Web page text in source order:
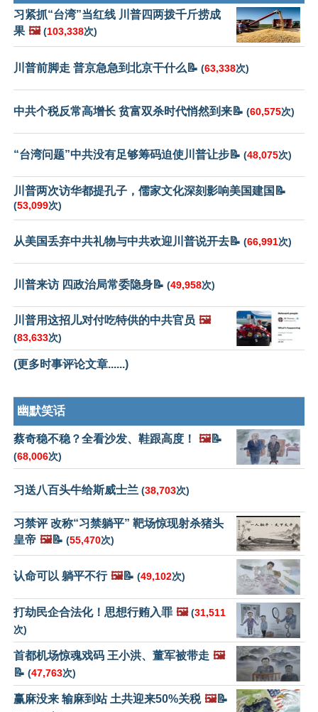
习紧抓“台湾”当红线 川普四两拨千斤捞成
果 🖼️ (103,338次)
川普前脚走 普京急急到北京干什么📝 (63,338次)
中共个税反常高增长 贫富双杀时代悄然到来📝 (60,575次)
“台湾问题”中共没有足够筹码迫使川普让步📝 (48,075次)
川普两次访华都提孔子，儒家文化深刻影响美国建国📝
(53,099次)
从美国丢弃中共礼物与中共欢迎川普说开去📝 (66,991次)
川普来访 四政治局常委隐身📝 (49,958次)
川普用这招儿对付吃特供的中共官员 🖼️
(83,633次)
(更多时事评论文章......)
幽默笑话
蔡奇稳不稳？全看沙发、鞋跟高度！ 🖼️📝
(68,006次)
习送八百头牛给斯威士兰 (38,703次)
习禁评 改称“习禁躺平” 靶场惊现射杀猪头
皇帝 🖼️📝 (55,470次)
认命可以 躺平不行 🖼️📝 (49,102次)
打劫民企合法化！思想行贿入罪 🖼️ (31,511
次)
首都机场惊魂戏码 王小洪、董军被带走 🖼️
📝 (47,763次)
赢麻没来 输麻到站 土共迎来50%关税 🖼️📝